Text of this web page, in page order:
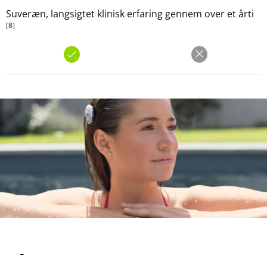
Suveræn, langsigtet klinisk erfaring gennem over et årti
[8]